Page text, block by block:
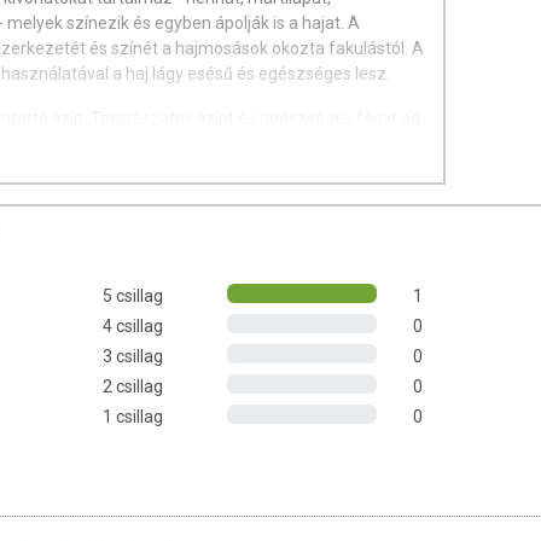
színezik és egyben ápolják is a hajat. A
és színét a hajmosások okozta fakulástól. A
a haj lágy esésű és egészséges lesz.
-Óvja a hajat, megelőzi a hajszín fakulását.
ajánlott.
(Activator) 40 ml
peroxidot tartalmaz! • A
reakciót válthatnak ki. Használat előtt,
5 csillag
1
4 csillag
0
3 csillag
0
2 csillag
0
1 csillag
0